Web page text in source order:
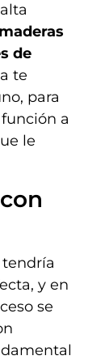
maderas
de
te
para
a
le
y en
se